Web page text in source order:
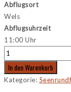
Abflugsort
Wels
Abflugsuhrzeit
11:00 Uhr
In den Warenkorb
Kategorie: